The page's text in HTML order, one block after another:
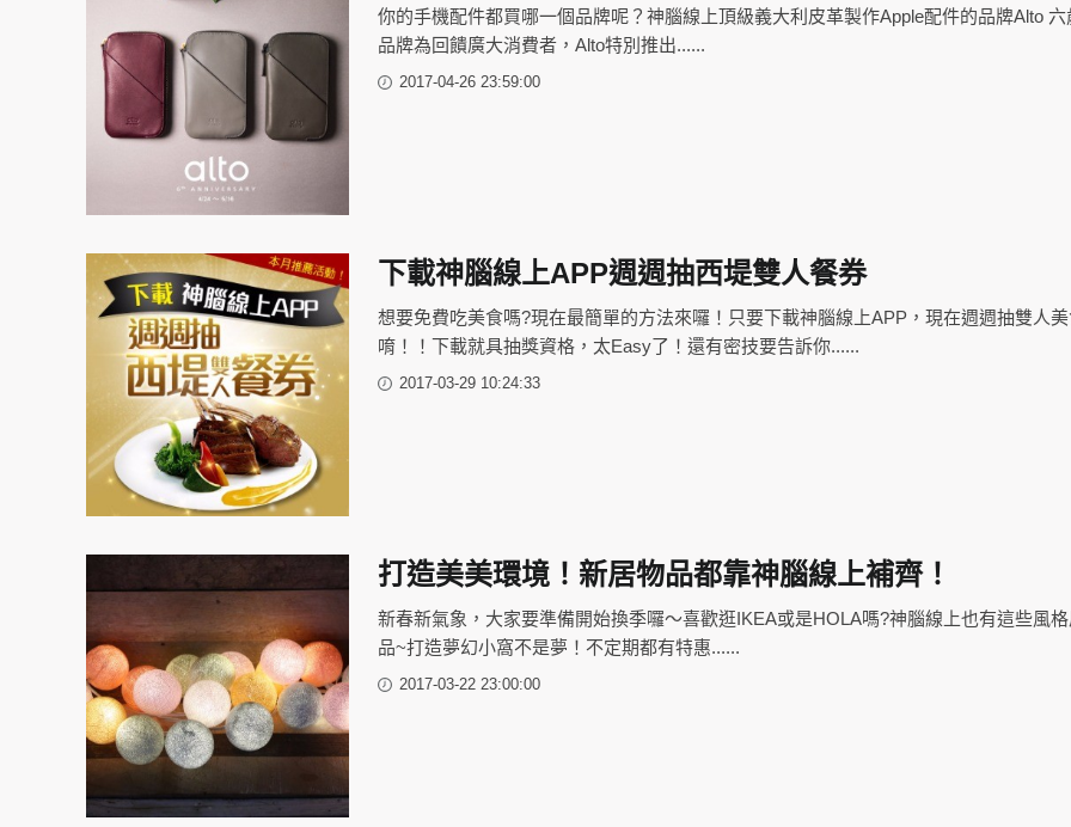
你的手機配件都買哪一個品牌呢？神腦線上頂級義大利皮革製作Apple配件的品牌Alto 六
品牌為回饋廣大消費者，Alto特別推出......
2017-04-26 23:59:00
下載神腦線上APP週週抽西堤雙人餐券
想要免費吃美食嗎?現在最簡單的方法來囉！只要下載神腦線上APP，現在週週抽雙人
唷！！下載就具抽獎資格，太Easy了！還有密技要告訴你......
2017-03-29 10:24:33
打造美美環境！新居物品都靠神腦線上補齊！
新春新氣象，大家要準備開始換季囉～喜歡逛IKEA或是HOLA嗎?神腦線上也有這些風
品~打造夢幻小窩不是夢！不定期都有特惠......
2017-03-22 23:00:00